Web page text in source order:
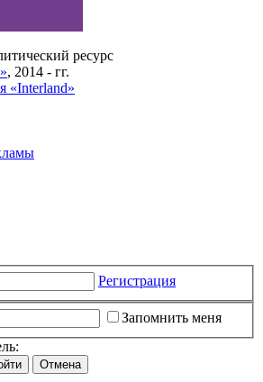
ресурс
, 2014 - гг.
«Interland»
Регистрация
Запомнить меня
Отмена